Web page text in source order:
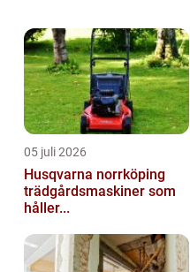
05 juli 2026
Husqvarna norrköping
trädgårdsmaskiner som
håller...